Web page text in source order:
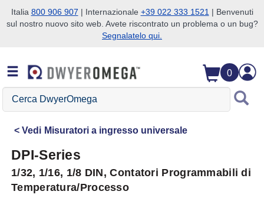
Salta alla ricerca
Salta al contenuto principale
Salta alla navigazione
Italia 800 906 907 | Internazionale +39 022 333 1521 | Benvenuti
sul nostro nuovo sito web. Avete riscontrato un problema o un bug?
Segnalatelo qui.
0
Cerca
DwyerOmega
Vedi Misuratori a ingresso universale
DPI-Series
1/32, 1/16, 1/8 DIN, Contatori Programmabili di
Temperatura/Processo